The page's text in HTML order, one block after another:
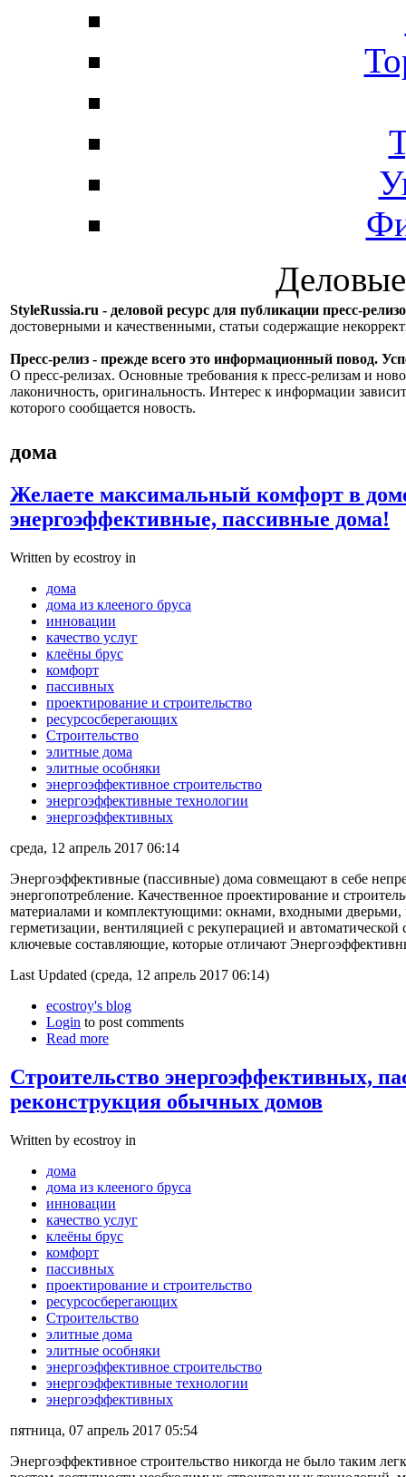
StyleRussia.ru - деловой ресурс для публикации пресс-
достоверными и качественными, статьи содержащие
Пресс-релиз - прежде всего это информационный повод.
О пресс-релизах. Основные требования к пресс-релизам и
лаконичность, оригинальность. Интерес к информации
которого сообщается новость.
дома
Желаете максимальный комфорт в
энергоэффективные, пассивные дома!
Written by ecostroy in
дома
дома из клееного бруса
инновации
качество услуг
клеёны брус
комфорт
пассивных
проектирование и строительство
ресурсосберегающих
Строительство
элитные дома
элитные особняки
энергоэффективное строительство
энергоэффективные технологии
энергоэффективных
среда, 12 апрель 2017 06:14
Энергоэффективные (пассивные) дома совмещают в себе
энергопотребление. Качественное проектирование и
материалами и комплектующими: окнами, входными дверьми,
герметизации, вентиляцией с рекуперацией и
ключевые составляющие, которые отличают
Last Updated (среда, 12 апрель 2017 06:14)
ecostroy's blog
Login to post comments
Read more
Cтроительствo энергоэффективных,
реконструкция обычных домов
Written by ecostroy in
дома
дома из клееного бруса
инновации
качество услуг
клеёны брус
комфорт
пассивных
проектирование и строительство
ресурсосберегающих
Строительство
элитные дома
элитные особняки
энергоэффективное строительство
энергоэффективные технологии
энергоэффективных
пятница, 07 апрель 2017 05:54
Энергоэффективное строительство никогда не было таким